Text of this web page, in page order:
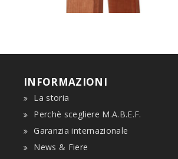
INFORMAZIONI
La storia
Perchè scegliere M.A.B.E.F.
Garanzia internazionale
News & Fiere